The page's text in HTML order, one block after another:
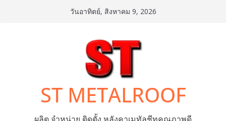
วันอาทิตย์, สิงหาคม 9, 2026
ST METALROOF